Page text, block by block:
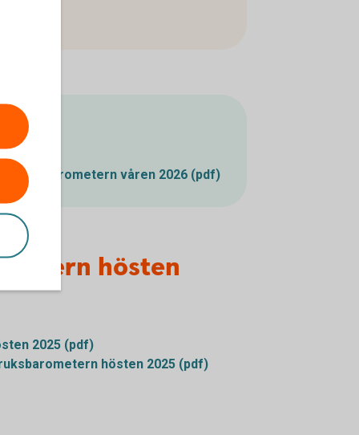
våren 2026 (pdf)
hösten
2025 (pdf)
hösten 2025 (pdf)